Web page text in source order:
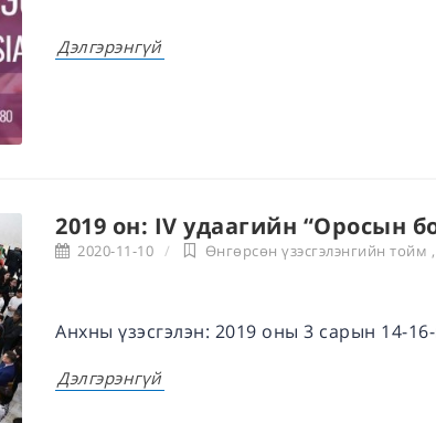
Дэлгэрэнгүй
2019 он: IV удаагийн “Оросын
2020-11-10 Өнгөрсөн үзэсгэлэнгийн тойм ,
Анхны үзэсгэлэн: 2019 оны 3 сарын 14-
Дэлгэрэнгүй